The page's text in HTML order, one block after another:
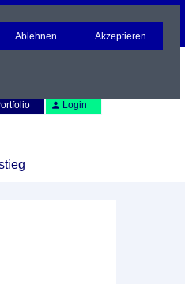
Login
Ablehnen Akzeptieren